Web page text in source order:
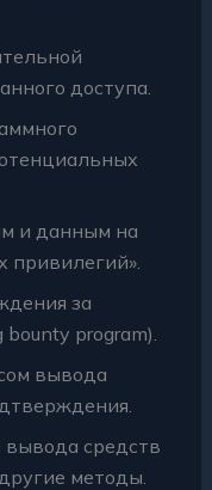
доступа.
и данным на
привилегий».
за
program).
вывода
средств
методы.